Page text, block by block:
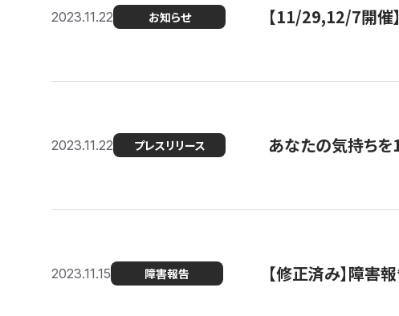
2023.11.22 お知らせ 【11/29,12/7開催
2023.11.22 プレスリリース あなたの気持ちを
2023.11.15 障害報告 【修正済み】障害